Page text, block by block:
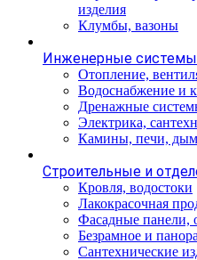
изделия
Клумбы, вазоны
Инженерные
Отопление,
Водоснабжение и
Дренажные
Электрика,
Камины, печи,
Строительные и
Кровля, водостоки
Лакокрасочная
Фасадные панели,
Безрамное и
Сантехнические